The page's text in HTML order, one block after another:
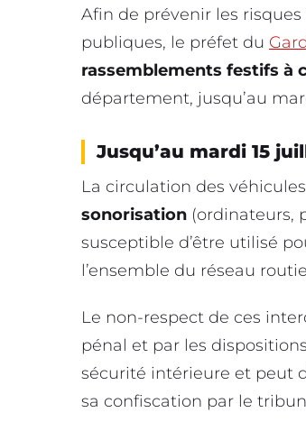
Afin de prévenir les
publiques, le préfet du
rassemblements festifs à
département, jusqu’au
Jusqu’au mardi 15
La circulation des
sonorisation (ordinateurs,
susceptible d’être utilisé
l’ensemble du réseau
Le non-respect de ces
pénal et par les dispositions
sécurité intérieure et peut
sa confiscation par le